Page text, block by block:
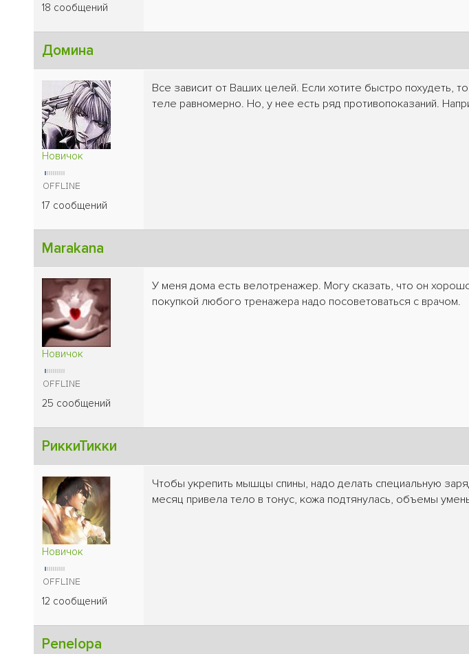
18 сообщений
Домина
Новичок
17 сообщений
Все зависит от Ваших целей. Если хотите быстро похудеть,
теле равномерно. Но, у нее есть ряд противопоказаний.
Marakana
Новичок
25 сообщений
У меня дома есть велотренажер. Могу сказать, что он
покупкой любого тренажера надо посоветоваться с врачом.
РиккиТикки
Новичок
12 сообщений
Чтобы укрепить мышцы спины, надо делать специальную
месяц привела тело в тонус, кожа подтянулась, объемы
Penelopa